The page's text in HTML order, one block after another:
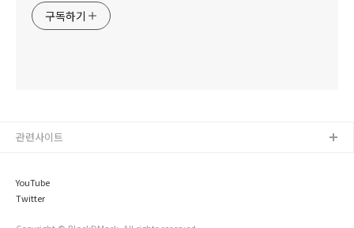
구독하기
YouTube
Twitter
관련사이트